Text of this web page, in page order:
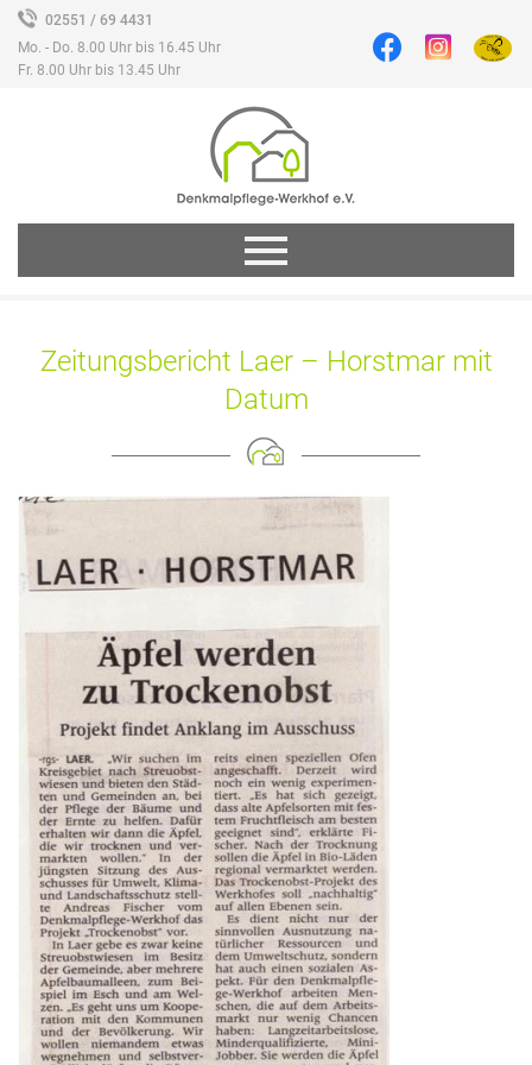
02551 / 69 4431
Mo. - Do. 8.00 Uhr bis 16.45 Uhr
Fr. 8.00 Uhr bis 13.45 Uhr
Zeitungsbericht Laer – Horstmar mit
Datum